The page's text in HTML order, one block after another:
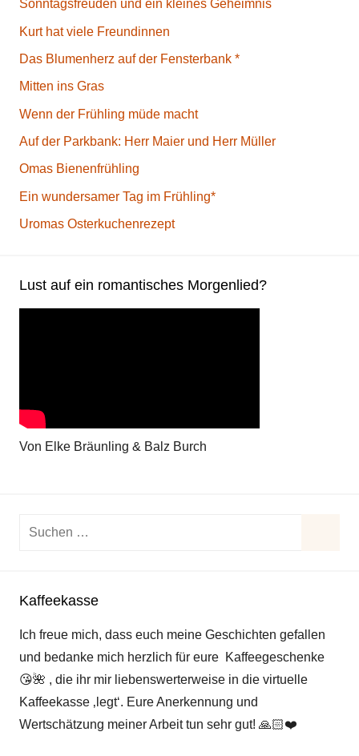
Sonntagsfreuden und ein kleines Geheimnis
Kurt hat viele Freundinnen
Das Blumenherz auf der Fensterbank *
Mitten ins Gras
Wenn der Frühling müde macht
Auf der Parkbank: Herr Maier und Herr Müller
Omas Bienenfrühling
Ein wundersamer Tag im Frühling*
Uromas Osterkuchenrezept
Lust auf ein romantisches Morgenlied?
Von Elke Bräunling & Balz Burch
Suchen
Kaffeekasse
Ich freue mich, dass euch meine Geschichten gefallen
und bedanke mich herzlich für eure Kaffeegeschenke
😘🌺 , die ihr mir liebenswerterweise in die virtuelle
Kaffeekasse ‚legt‘. Eure Anerkennung und
Wertschätzung meiner Arbeit tun sehr gut! 🙏🏻❤️